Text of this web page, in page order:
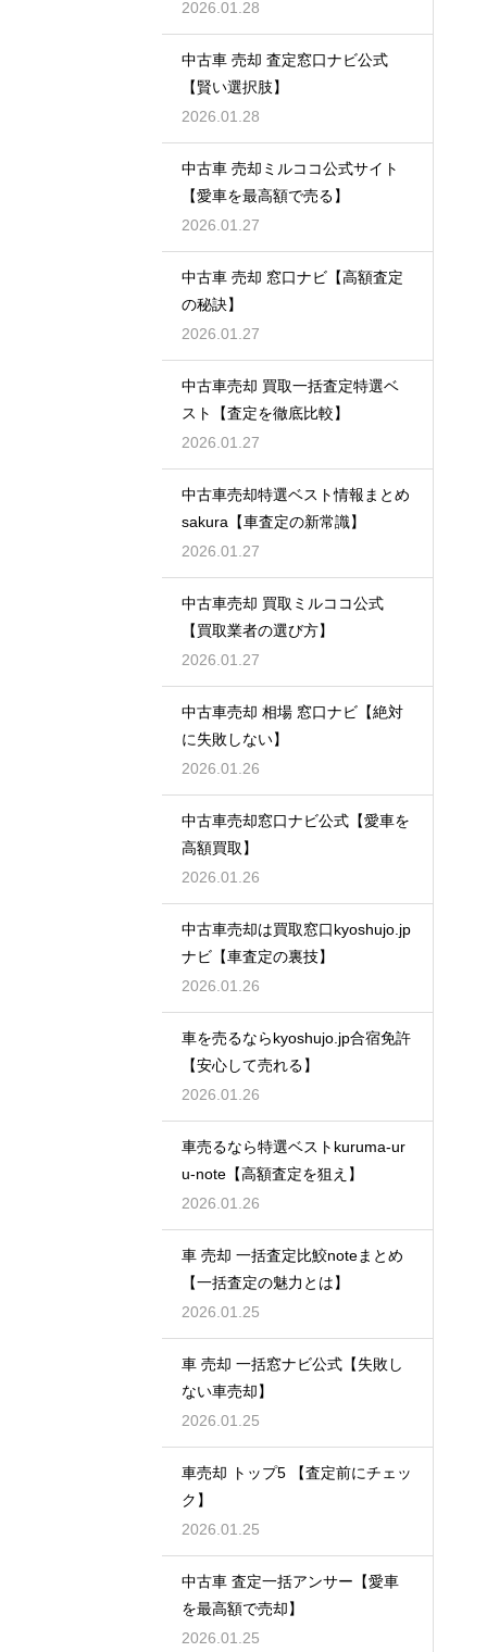
2026.01.28
中古車 売却 査定窓口ナビ公式
【賢い選択肢】
2026.01.28
中古車 売却ミルココ公式サイト
【愛車を最高額で売る】
2026.01.27
中古車 売却 窓口ナビ【高額査定
の秘訣】
2026.01.27
中古車売却 買取一括査定特選ベ
スト【査定を徹底比較】
2026.01.27
中古車売却特選ベスト情報まとめ
sakura【車査定の新常識】
2026.01.27
中古車売却 買取ミルココ公式
【買取業者の選び方】
2026.01.27
中古車売却 相場 窓口ナビ【絶対
に失敗しない】
2026.01.26
中古車売却窓口ナビ公式【愛車を
高額買取】
2026.01.26
中古車売却は買取窓口kyoshujo.jp
ナビ【車査定の裏技】
2026.01.26
車を売るならkyoshujo.jp合宿免許
【安心して売れる】
2026.01.26
車売るなら特選ベストkuruma-ur
u-note【高額査定を狙え】
2026.01.26
車 売却 一括査定比鮫noteまとめ
【一括査定の魅力とは】
2026.01.25
車 売却 一括窓ナビ公式【失敗し
ない車売却】
2026.01.25
車売却 トップ5 【査定前にチェッ
ク】
2026.01.25
中古車 査定一括アンサー【愛車
を最高額で売却】
2026.01.25